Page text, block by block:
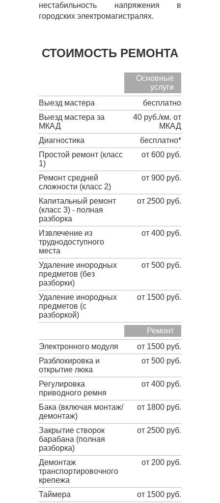
нестабильность напряжения в
городских электромагистралях.
СТОИМОСТЬ РЕМОНТА
Основные
услуги
Выезд мастера
бесплатно
Выезд мастера за
МКАД
40 руб./км. от
МКАД
Диагностика
бесплатно*
Простой ремонт (класс
1)
от 600 руб.
Ремонт средней
сложности (класс 2)
от 900 руб.
Капитальный ремонт
(класс 3) - полная
разборка
от 2500 руб.
Извлечение из
труднодоступного
места
от 400 руб.
Удаление инородных
предметов (без
разборки)
от 500 руб.
Удаление инородных
предметов (с
разборкой)
от 1500 руб.
Ремонт
Электронного модуля
от 1500 руб.
Разблокировка и
открытие люка
от 500 руб.
Регулировка
приводного ремня
от 400 руб.
Бака (включая монтаж/
демонтаж)
от 1800 руб.
Закрытие створок
барабана (полная
разборка)
от 2500 руб.
Демонтаж
транспортировочного
крепежа
от 200 руб.
Таймера
от 1500 руб.